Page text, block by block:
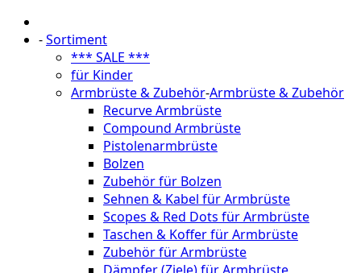
-Sortiment
*** SALE ***
für Kinder
Armbrüste & Zubehör-Armbrüste & Zubehör
Recurve Armbrüste
Compound Armbrüste
Pistolenarmbrüste
Bolzen
Zubehör für Bolzen
Sehnen & Kabel für Armbrüste
Scopes & Red Dots für Armbrüste
Taschen & Koffer für Armbrüste
Zubehör für Armbrüste